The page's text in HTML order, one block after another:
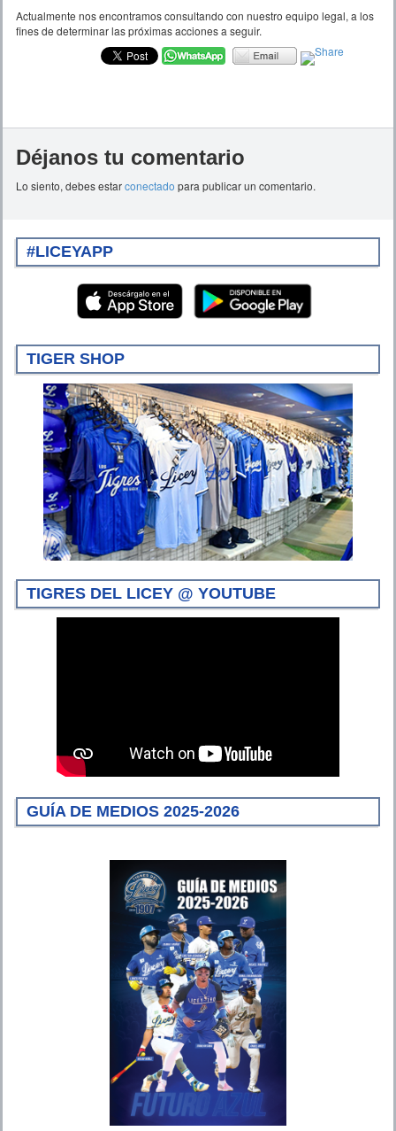
Actualmente nos encontramos consultando con nuestro equipo legal, a los
fines de determinar las próximas acciones a seguir.
Déjanos tu comentario
Lo siento, debes estarconectado para publicar un comentario.
#LICEYAPP
TIGER SHOP
TIGRES DEL LICEY @ YOUTUBE
GUÍA DE MEDIOS 2025-2026